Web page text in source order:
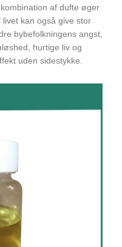
af dufte øger
kan også give stor
bybefolkningens angst,
hurtige liv og
uden sidestykke.